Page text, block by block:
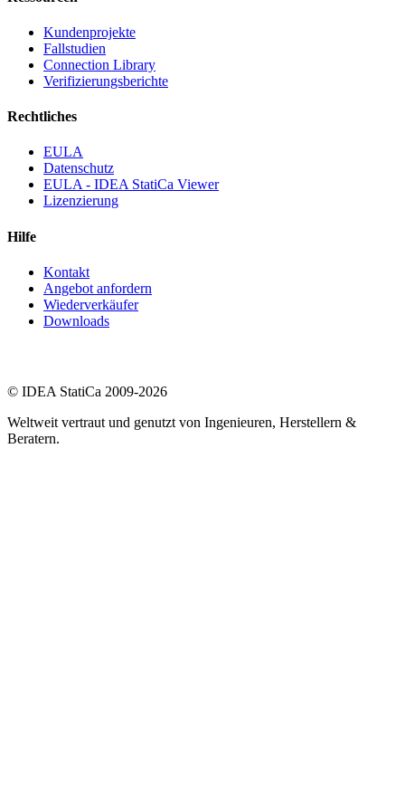
Kundenprojekte
Fallstudien
Connection Library
Verifizierungsberichte
Rechtliches
EULA
Datenschutz
EULA - IDEA StatiCa Viewer
Lizenzierung
Hilfe
Kontakt
Angebot anfordern
Wiederverkäufer
Downloads
© IDEA StatiCa 2009-2026
Weltweit vertraut und genutzt von Ingenieuren, Herstellern &
Beratern.